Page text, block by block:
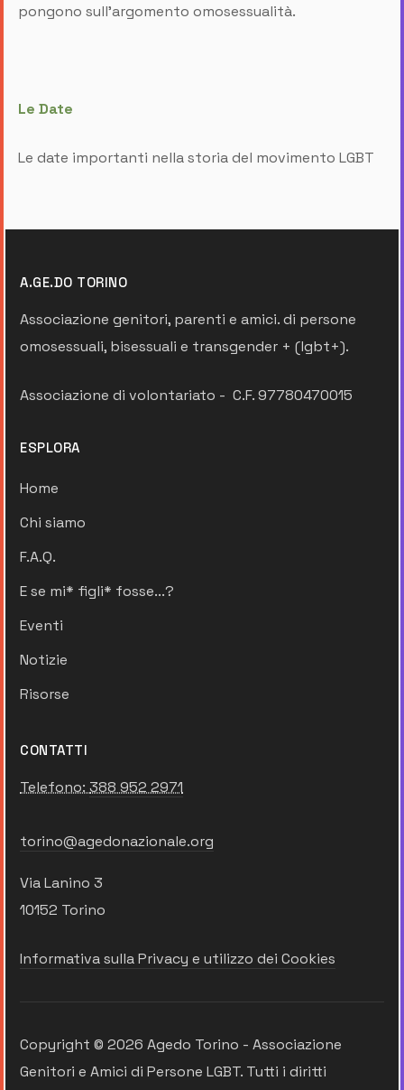
pongono sull'argomento omosessualità.
Le Date
Le date importanti nella storia del movimento LGBT
A.GE.DO TORINO
Associazione genitori, parenti e amici. di persone
omosessuali, bisessuali e transgender + (lgbt+).
Associazione di volontariato - C.F. 97780470015
ESPLORA
Home
Chi siamo
F.A.Q.
E se mi* figli* fosse...?
Eventi
Notizie
Risorse
CONTATTI
Telefono: 388 952 2971
torino@agedonazionale.org
Via Lanino 3
10152 Torino
Informativa sulla Privacy e utilizzo dei Cookies
Copyright © 2026 Agedo Torino - Associazione
Genitori e Amici di Persone LGBT. Tutti i diritti